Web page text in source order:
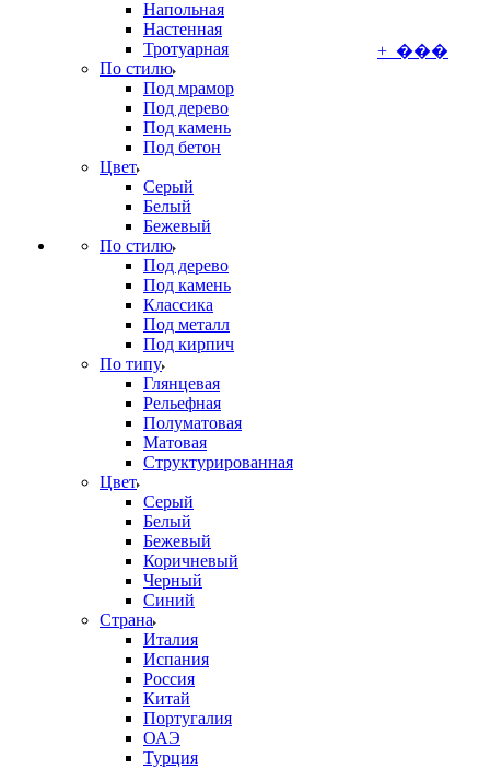
Напольная
Настенная
Тротуарная
По стилю
Под мрамор
Под дерево
Под камень
Под бетон
Цвет
Серый
Белый
Бежевый
По стилю
Под дерево
Под камень
Классика
Под металл
Под кирпич
По типу
Глянцевая
Рельефная
Полуматовая
Матовая
Структурированная
Цвет
Серый
Белый
Бежевый
Коричневый
Черный
Синий
Страна
Италия
Испания
Россия
Китай
Португалия
ОАЭ
Турция
+ ���